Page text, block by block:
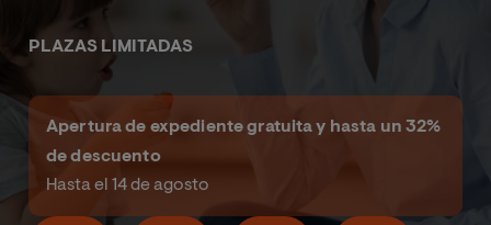
INT
PLAZAS LIMITADAS
Apertura de expediente gratuita y hasta un 32%
de descuento
Hasta el 14 de agosto